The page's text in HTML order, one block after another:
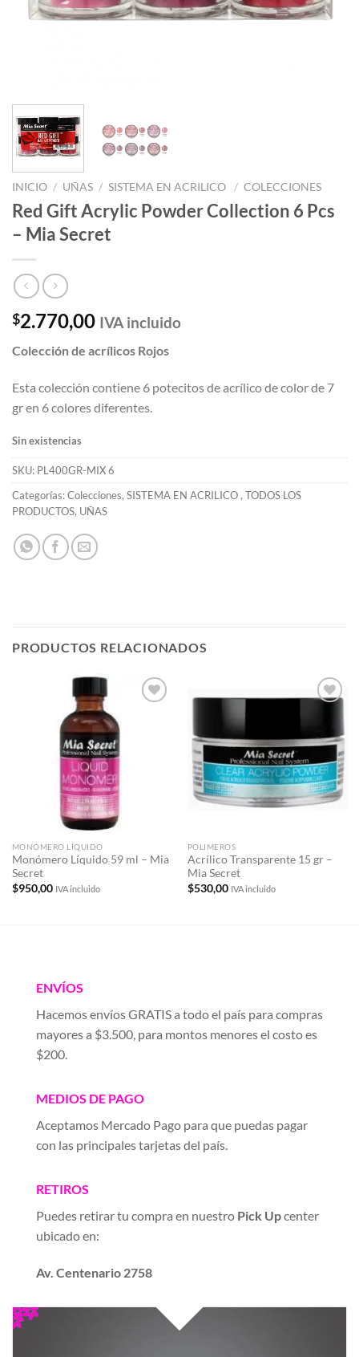
INICIO / UÑAS / SISTEMA EN ACRILICO / COLECCIONES
Red Gift Acrylic Powder Collection 6 Pcs
– Mia Secret
$2.770,00 IVA incluido
Colección de acrílicos Rojos
Esta colección contiene 6 potecitos de acrílico de color de 7
gr en 6 colores diferentes.
Sin existencias
SKU: PL400GR-MIX 6
Categorías:Colecciones, SISTEMA EN ACRILICO, TODOS LOS
PRODUCTOS, UÑAS
PRODUCTOS RELACIONADOS
MONÓMERO LÍQUIDO
Monómero Líquido 59 ml – Mia
Secret
$950,00 IVA incluido
lista de
deseos
POLIMEROS
Acrílico Transparente 15 gr –
Mia Secret
$530,00 IVA incluido
ENVÍOS
Hacemos envíos GRATIS a todo el país para compras
mayores a $3.500, para montos menores el costo es
$200.
MEDIOS DE PAGO
Aceptamos Mercado Pago para que puedas pagar
con las principales tarjetas del país.
RETIROS
Puedes retirar tu compra en nuestro Pick Upcenter
ubicado en:
Av. Centenario 2758